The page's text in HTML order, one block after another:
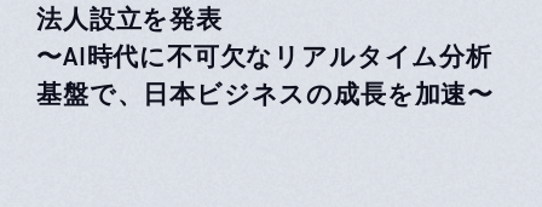
法人設立を発表
〜AI時代に不可欠なリアルタイム分析
基盤で、日本ビジネスの成長を加速〜​​